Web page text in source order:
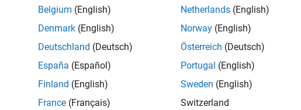
Belgium (English)
Denmark (English)
Deutschland (Deutsch)
España (Español)
Finland (English)
France (Français)
Netherlands (English)
Norway (English)
Österreich (Deutsch)
Portugal (English)
Sweden (English)
Switzerland